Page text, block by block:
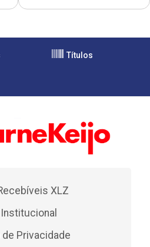
Títulos
XLZ
de Privacidade